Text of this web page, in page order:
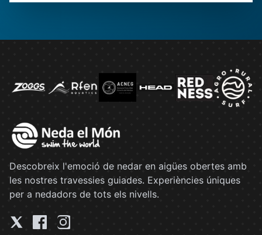
Descobreix l'emoció de nedar en aigües obertes amb
les nostres travessies guiades. Experiències úniques
per a nedadors de tots els nivells.